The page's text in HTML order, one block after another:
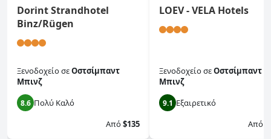
Dorint Strandhotel
Binz/Rügen
ΞενοδοχείοσεΟστσίμπαντ
Μπινζ
8.6 Πολύ Καλό
Από$135
LOEV - VELA Hotels
ΞενοδοχείοσεΟστσίμπαντ
Μπινζ
9.1 Εξαιρετικό
Από